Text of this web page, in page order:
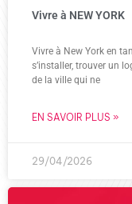
Vivre à NEW YORK
Vivre à New York en
s’installer, trouver un
de la ville qui ne
EN SAVOIR PLUS »
29/04/2026